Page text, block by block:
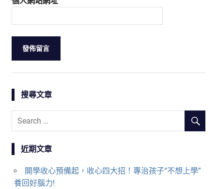
搜尋文章
近期文章
開學收心預備起，收心四大招！專治孩子“不想上學”
養回好腦力!